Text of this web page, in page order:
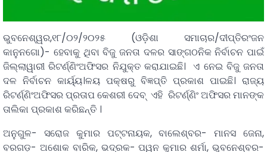
ଭୁବନେଶ୍ୱର,୧୮/୦୨/୨୦୨୫ (ଓଡ଼ିଶା ସମାଚାର/ଦୀପ୍ତିରଂଜନ
କାନୁନଗୋ)- ହେବାକୁ ଥିବା ବିଜୁ ଜନତା ଦଳର ସାଙ୍ଗଠନିକ ନିର୍ବାଚନ ପାଇଁ
ଜିଲ୍ଲାୱାରୀ ରିଟର୍ଣ୍ଣିଂଅଫିସର ନିଯୁକ୍ତ କରାଯାଇଛି। ଏ ନେଇ ବିଜୁ ଜନତା
ଦଳ ନିର୍ବାଚନ କାର୍ୟ୍ୟ।ଳୟ ପକ୍ଷରୁ ବିଜ୍ଞପ୍ତି ପ୍ରକାଶ ପାଇଛି। ରାଜ୍ୟ
ରିଟର୍ଣ୍ଣିଂଅଫିସର ପ୍ରତାପ କେଶରୀ ଦେବ୍ ଏହି ରିଟର୍ଣ୍ଣିଂ ଅଫିସର ମାନଙ୍କ
ତାଲିକା ପ୍ରକାଶ କରିଛନ୍ତି ।
ଅନୁଗୁଳ- ସରୋଜ କୁମାର ପଟ୍ଟନାୟକ, ବାଲେଶ୍ବର- ମାନସ ଜେନା,
ବରଗଡ଼- ଅଶୋକ ବାରିକ, ଭଦ୍ରକ- ପୱନ କୁମାର ଶର୍ମା, ଭୁବନେଶ୍ବର-